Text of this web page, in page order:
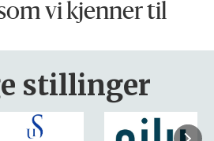
vi kjenner til
stillinger